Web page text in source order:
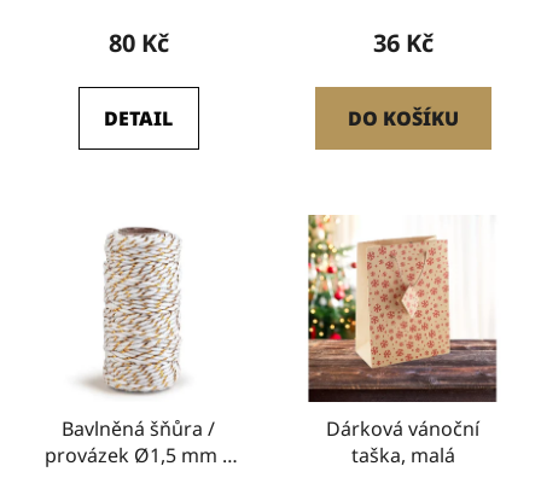
80 Kč
DETAIL
36 Kč
DO KOŠÍKU
Bavlněná šňůra /
provázek Ø1,5 mm s
Dárková vánoční
taška, malá